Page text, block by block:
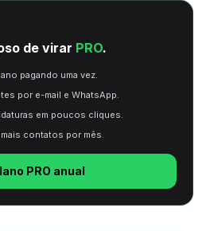
de virar PRO.
pagando uma vez.
por e-mail e WhatsApp.
em poucos cliques.
contatos por mês.
PRO anual